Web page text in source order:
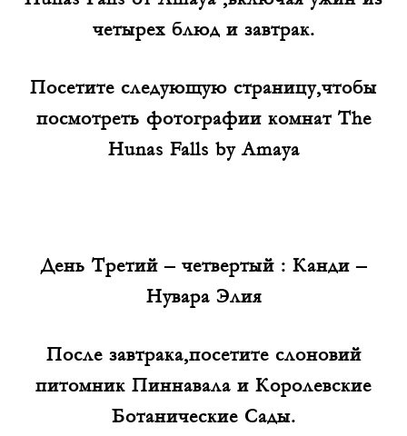
четырех блюд и завтрак.
Посетите следующую страницу,чтобы
посмотреть фотографии комнат The
Hunas Falls by Amaya
День Третий – четвертый : Канди –
Нувара Элия
После завтрака,посетите слоновий
питомник Пиннавала и Королевские
Ботанические Сады.